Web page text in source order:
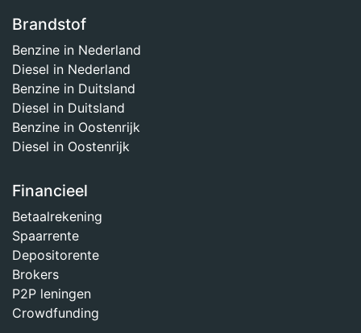
Brandstof
Benzine in Nederland
Diesel in Nederland
Benzine in Duitsland
Diesel in Duitsland
Benzine in Oostenrijk
Diesel in Oostenrijk
Financieel
Betaalrekening
Spaarrente
Depositorente
Brokers
P2P leningen
Crowdfunding